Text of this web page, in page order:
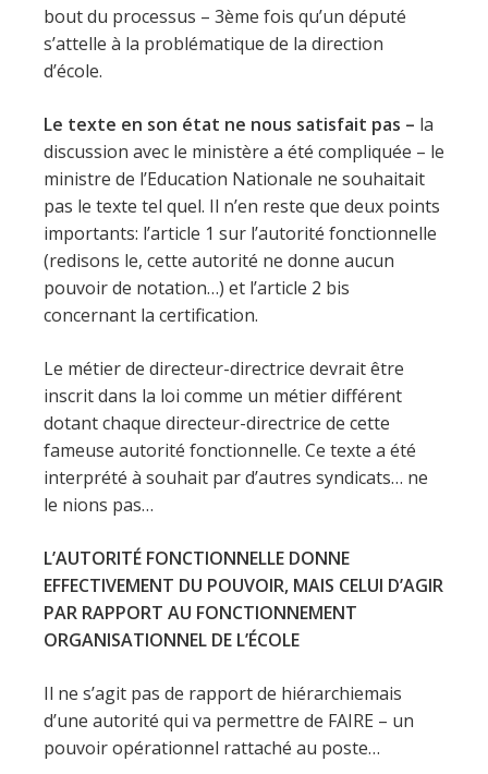
bout du processus – 3ème fois qu’un député
s’attelle à la problématique de la direction
d’école.
Le texte en son état ne nous satisfait pas – la
discussion avec le ministère a été compliquée – le
ministre de l’Education Nationale ne souhaitait
pas le texte tel quel. Il n’en reste que deux points
importants: l’article 1 sur l’autorité fonctionnelle
(redisons le, cette autorité ne donne aucun
pouvoir de notation…) et l’article 2 bis
concernant la certification.
Le métier de directeur-directrice devrait être
inscrit dans la loi comme un métier différent
dotant chaque directeur-directrice de cette
fameuse autorité fonctionnelle. Ce texte a été
interprété à souhait par d’autres syndicats… ne
le nions pas…
L’AUTORITÉ FONCTIONNELLE DONNE
EFFECTIVEMENT DU POUVOIR, MAIS CELUI D’AGIR
PAR RAPPORT AU FONCTIONNEMENT
ORGANISATIONNEL DE L’ÉCOLE
Il ne s’agit pas de rapport de hiérarchiemais
d’une autorité qui va permettre de FAIRE – un
pouvoir opérationnel rattaché au poste…